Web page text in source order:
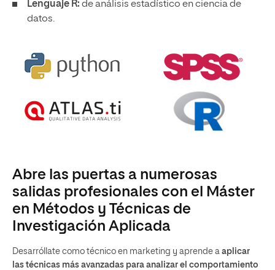
Lenguaje R: de análisis estadístico en ciencia de
datos.
Abre las puertas a numerosas
salidas profesionales con el Máster
en Métodos y Técnicas de
Investigación Aplicada
Desarróllate como técnico en marketing y aprende a aplicar
las técnicas más avanzadas para analizar el comportamiento